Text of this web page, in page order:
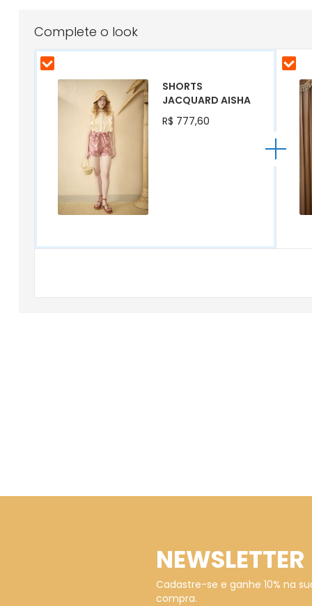
início
Galeria
imagens
Complete o look
SHORTS
JACQUARD AISHA
R$ 777,60
NEWSLETTER
Cadastre-se e ganhe 10% na
compra.